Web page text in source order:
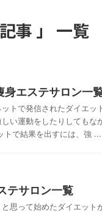
事 」 一覧
身エステサロン一
トで発信されたダイエ
い運動をしたりしてもな
トで結果を出すには、強 ...
テサロン一覧
と思って始めたダイエッ